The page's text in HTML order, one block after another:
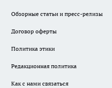
Обзорные статьи и пресс-релизы
Договор оферты
Политика этики
Редакционная политика
Как с нами связаться